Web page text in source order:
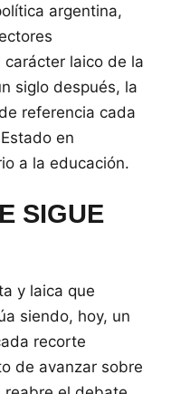
argentina,
laico de la
siglo después, la
referencia cada
en
a la educación.
SIGUE
y laica que
siendo, hoy, un
recorte
de avanzar sobre